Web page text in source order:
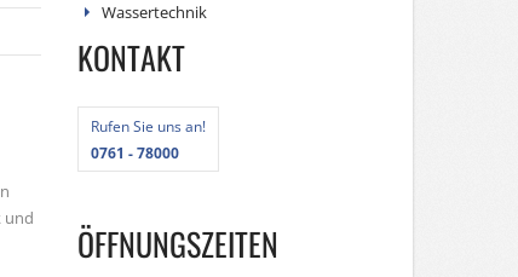
und
Wassertechnik
KONTAKT
Rufen Sie uns an!
0761 - 78000
ÖFFNUNGSZEITEN